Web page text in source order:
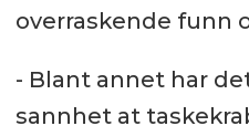
overraskende funn
- Blant annet har
sannhet at